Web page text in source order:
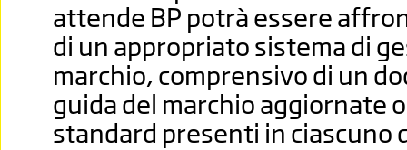
attende BP potrà essere
di un appropriato sistema di
marchio, comprensivo di un
guida del marchio aggiornate
standard presenti in ciascuno